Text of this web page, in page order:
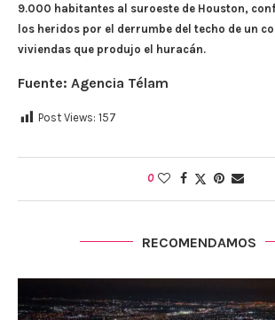
9.000 habitantes al suroeste de Houston,
los heridos por el derrumbe del techo de un
viviendas que produjo el huracán.
Fuente: Agencia Télam
Post Views: 157
0
RECOMENDAMOS